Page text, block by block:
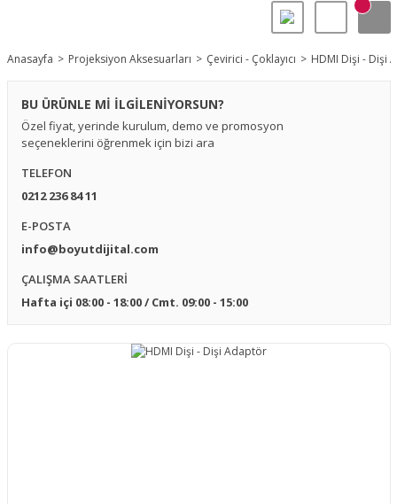
Anasayfa Projeksiyon Aksesuarları Çevirici - Çoklayıcı HDMI Dişi - Dişi
BU ÜRÜNLE Mİ İLGİLENİYORSUN?
Özel fiyat, yerinde kurulum, demo ve promosyon
seçeneklerini öğrenmek için bizi ara
TELEFON
0212 236 84 11
E-POSTA
info@boyutdijital.com
ÇALIŞMA SAATLERİ
Hafta içi 08:00 - 18:00 / Cmt. 09:00 - 15:00